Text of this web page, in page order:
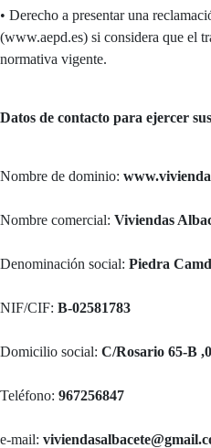
• Derecho a presentar una
(www.aepd.es) si considera que el
normativa vigente.
Datos de contacto para ejercer
Nombre de dominio:
Nombre comercial: Viviendas
Denominación social: Piedra
NIF/CIF: B-02581783
Domicilio social: C/Rosario 65-B
Teléfono: 967256847
e-mail: